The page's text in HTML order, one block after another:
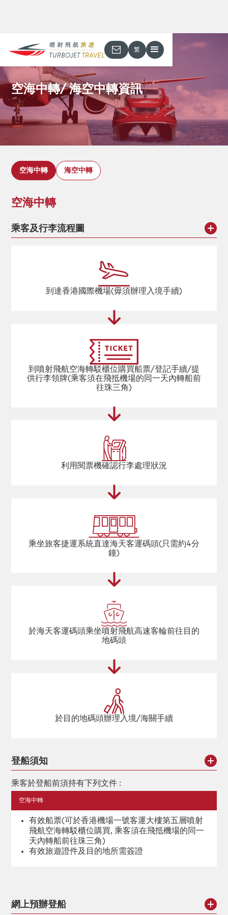
繁
空海中轉/ 海空中轉資訊
空海中轉 海空中轉
空海中轉
乘客及行李流程圖
到達香港國際機場(毋須辦理入境手續)
到噴射飛航空海轉駁櫃位購買船票/登記手續/提
供行李領牌(乘客須在飛抵機場的同一天內轉船前
往珠三角)
利用閱票機確認行李處理狀況
乘坐旅客捷運系統直達海天客運碼頭(只需約4分
鐘)
於海天客運碼頭乘坐噴射飛航高速客輪前往目的
地碼頭
於目的地碼頭辦理入境/海關手續
登船須知
乘客於登船前須持有下列文件 :
空海中轉
有效船票(可於香港機場一號客運大樓第五層噴射
飛航空海轉駁櫃位購買, 乘客須在飛抵機場的同一
天內轉船前往珠三角)
有效旅遊證件及目的地所需簽證
網上預辦登船